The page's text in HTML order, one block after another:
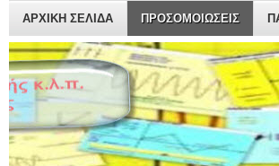
ΑΡΧΙΚΗ ΣΕΛΙΔΑ ΠΡΟΣΟΜΟΙΏΣΕΙΣ